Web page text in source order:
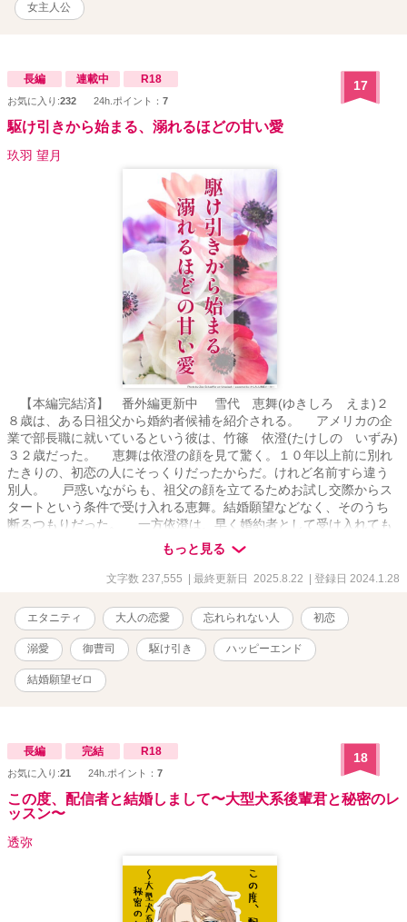
女主人公
長編 連載中 R18
お気に入り:232 24h.ポイント： 7
17
駆け引きから始まる、溺れるほどの甘い愛
玖羽 望月
【本編完結済】 番外編更新中 雪代 恵舞(ゆきしろ えま)２
８歳は、ある日祖父から婚約者候補を紹介される。 アメリカの企
業で部長職に就いているという彼は、竹篠 依澄(たけしの いずみ)
３２歳だった。 恵舞は依澄の顔を見て驚く。１０年以上前に別れ
たきりの、初恋の人にそっくりだったからだ。けれど名前すら違う
別人。 戸惑いながらも、祖父の顔を立てるためお試し交際からス
タートという条件で受け入れる恵舞。結婚願望などなく、そのうち
断るつもりだった。 一方依澄は、早く婚約者として受け入れても
らいたいと、まずお互いを知るために簡単なゲームをしようと言い
出す。 「俺が勝ったら唇をもらおうか」 ――この駆け引きの勝者
はどちら？ ＊付きはＲ描写ありです。 本編完結済 番外編掲載中で
もっと見る
文字数 237,555 | 最終更新日 2025.8.22 | 登録日 2024.1.28
エタニティ 大人の恋愛 忘れられない人 初恋
溺愛 御曹司 駆け引き ハッピーエンド
結婚願望ゼロ
長編 完結 R18
お気に入り:21 24h.ポイント： 7
18
この度、配信者と結婚しまして〜大型犬系後輩君と秘密のレ
ッスン〜
透弥